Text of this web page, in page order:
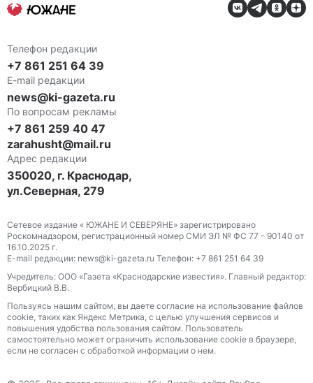
Телефон редакции
+7 861 251 64 39
E-mail редакции
news@ki-gazeta.ru
По вопросам рекламы
+7 861 259 40 47
zarahusht@mail.ru
Адрес редакции
350020, г. Краснодар,
ул.Северная, 279
Сетевое издание « ЮЖАНЕ И СЕВЕРЯНЕ» зарегистрировано
Роскомнадзором, регистрационный номер СМИ ЭЛ № ФС 77 - 90140 от
16.10.2025 г.
E-mail редакции: news@ki-gazeta.ru Телефон: +7 861 251 64 39
Учредитель: ООО «Газета «Краснодарские известия». Главный редактор:
Вербицкий В.В.
Пользуясь нашим сайтом, вы даете согласие на использование файлов
сооkіе, таких как Яндекс Метрика, с целью улучшения сервисов и
повышения удобства пользования сайтом. Пользователь
самостоятельно может ограничить использование сооkіе в браузере,
если не согласен с обработкой информации о нем.